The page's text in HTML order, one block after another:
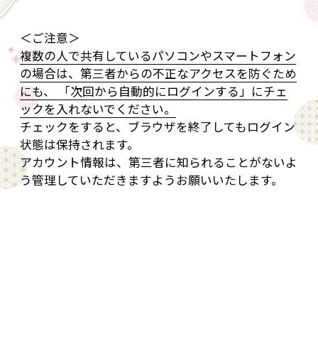
＜ご注意＞
複数の人で共有しているパソコンやスマートフォン
の場合は、第三者からの不正なアクセスを防ぐため
にも、 「次回から自動的にログインする」にチェ
ックを入れないでください。
チェックをすると、ブラウザを終了してもログイン
状態は保持されます。
アカウント情報は、第三者に知られることがないよ
う管理していただきますようお願いいたします。